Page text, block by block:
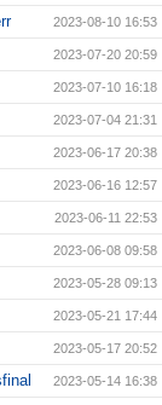
2023-08-10 16:53
2023-07-20 20:59
2023-07-10 16:18
2023-07-04 21:31
2023-06-17 20:38
2023-06-16 12:57
2023-06-11 22:53
2023-06-08 09:58
2023-05-28 09:13
2023-05-21 17:44
2023-05-17 20:52
2023-05-14 16:38